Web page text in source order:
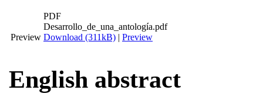
Preview
PDF
Desarrollo_de_una_antología.pdf
Download (311kB) | Preview
English abstract